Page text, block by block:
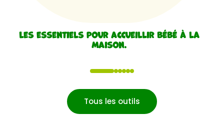
Les essentiels pour accueillir bébé à la
maison.
1 23456
Tous les outils